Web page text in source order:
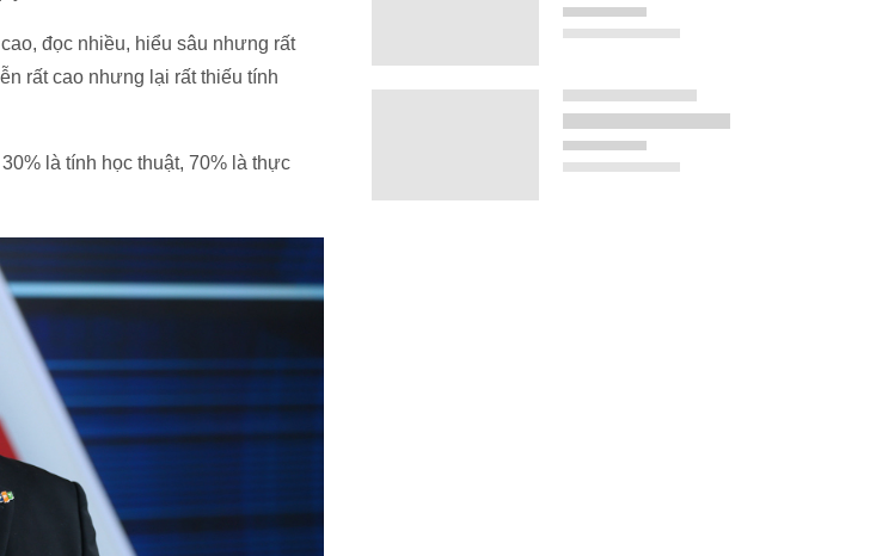
đọc nhiều, hiểu sâu nhưng rất
rất cao nhưng lại rất thiếu tính
là tính học thuật, 70% là thực